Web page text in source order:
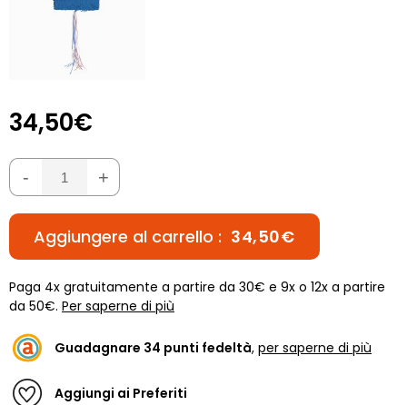
34,50€
- +
Aggiungere al carrello : 34,50€
Paga 4x gratuitamente a partire da 30€ e 9x o 12x a partire
da 50€. Per saperne di più
Guadagnare 34 punti fedeltà, per saperne di più
Aggiungi ai Preferiti